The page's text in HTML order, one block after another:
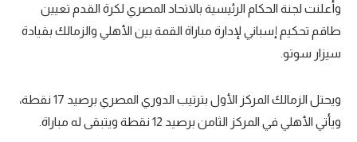
وأعلنت لجنة الحكام الرئيسية بالاتحاد المصري لكرة القدم تعيين
طاقم تحكيم إسباني لإدارة مباراة القمة بين الأهلي والزمالك بقيادة
سيزار سوتو.
ويحتل الزمالك المركز الأول بترتيب الدوري المصري برصيد 17 نقطة،
ويأتي الأهلي في المركز الثامن برصيد 12 نقطة ويتبقى له مباراة.